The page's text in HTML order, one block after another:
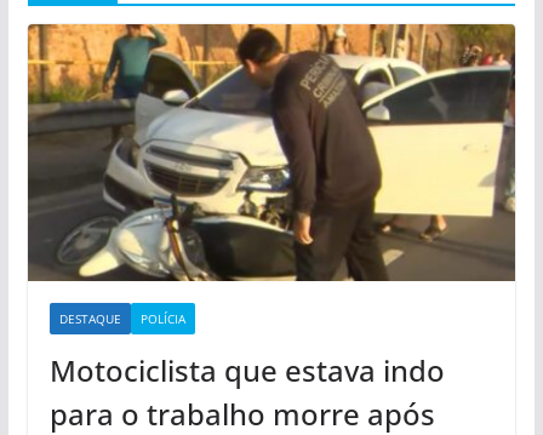
DESTAQUE POLÍCIA
Motociclista que estava indo
para o trabalho morre após